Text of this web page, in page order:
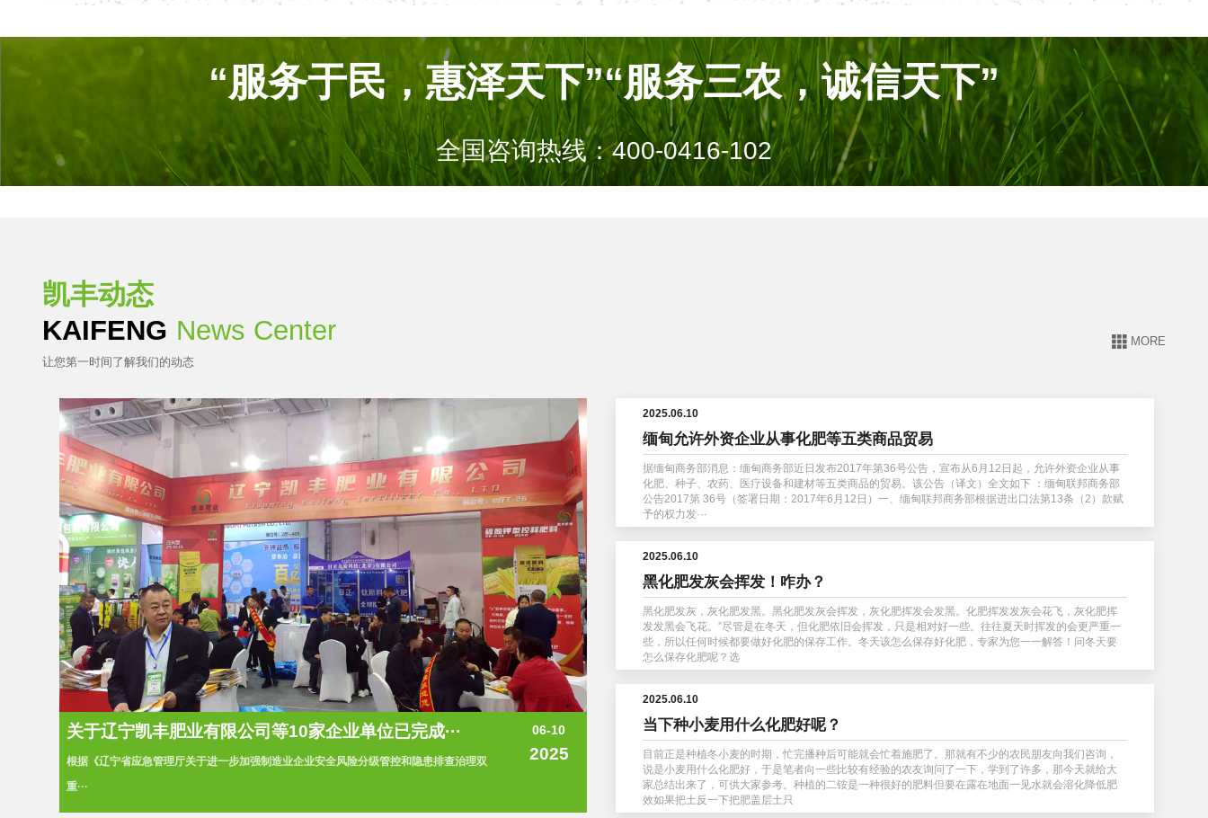
“服务于民，惠泽天下”“服务三农，诚信天下”
全国咨询热线：400-0416-102
凯丰动态
KAIFENG News Center
让您第一时间了解我们的动态
MORE
关于辽宁凯丰肥业有限公司等10家企业单位已完成···
根据《辽宁省应急管理厅关于进一步加强制造业企业安全风险分级管控和隐患排查治理双
重···
06-10
2025
2025.06.10
缅甸允许外资企业从事化肥等五类商品贸易
据缅甸商务部消息：缅甸商务部近日发布2017年第36号公告，宣布从6月12日起，允许外资企业从事
化肥、种子、农药、医疗设备和建材等五类商品的贸易。该公告（译文）全文如下 ：缅甸联邦商务部
公告2017第 36号（签署日期：2017年6月12日）一、缅甸联邦商务部根据进出口法第13条（2）款赋
予的权力发···
2025.06.10
黑化肥发灰会挥发！咋办？
黑化肥发灰，灰化肥发黑。黑化肥发灰会挥发，灰化肥挥发会发黑。化肥挥发发灰会花飞，灰化肥挥
发发黑会飞花。”尽管是在冬天，但化肥依旧会挥发，只是相对好一些。往往夏天时挥发的会更严重一
些，所以任何时候都要做好化肥的保存工作。冬天该怎么保存好化肥，专家为您一一解答！问冬天要
怎么保存化肥呢？选
2025.06.10
当下种小麦用什么化肥好呢？
目前正是种植冬小麦的时期，忙完播种后可能就会忙着施肥了。那就有不少的农民朋友向我们咨询，
说是小麦用什么化肥好，于是笔者向一些比较有经验的农友询问了一下，学到了许多，那今天就给大
家总结出来了，可供大家参考。种植的二铵是一种很好的肥料但要在露在地面一见水就会溶化降低肥
效如果把土反一下把肥盖层土只